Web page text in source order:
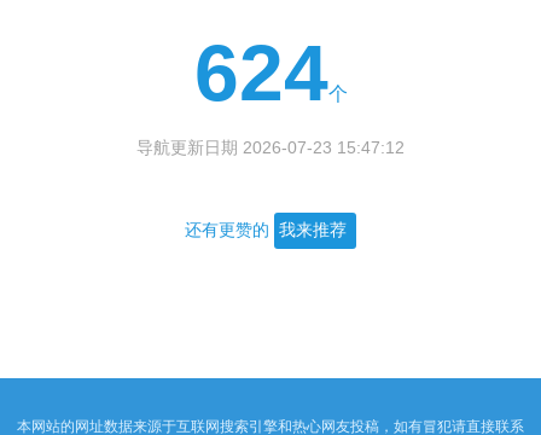
624个
导航更新日期 2026-07-23 15:47:12
还有更赞的 我来推荐
本网站的网址数据来源于互联网搜索引擎和热心网友投稿，如有冒犯请直接联系